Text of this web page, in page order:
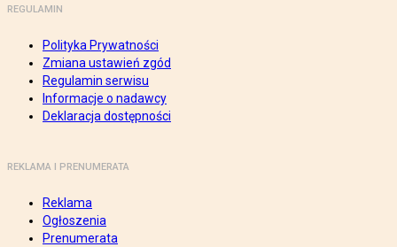
REGULAMIN
Polityka Prywatności
Zmiana ustawień zgód
Regulamin serwisu
Informacje o nadawcy
Deklaracja dostępności
REKLAMA I PRENUMERATA
Reklama
Ogłoszenia
Prenumerata